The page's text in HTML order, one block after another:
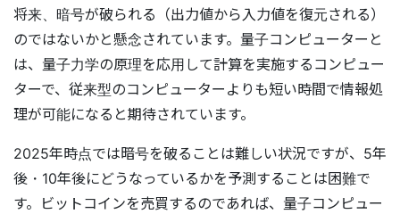
将来、暗号が破られる（出力値から入力値を復元される）
のではないかと懸念されています。量子コンピューターと
は、量子力学の原理を応用して計算を実施するコンピュー
ターで、従来型のコンピューターよりも短い時間で情報処
理が可能になると期待されています。
2025年時点では暗号を破ることは難しい状況ですが、5年
後・10年後にどうなっているかを予測することは困難で
す。ビットコインを売買するのであれば、量子コンピュー